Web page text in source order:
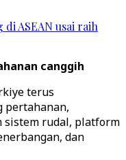
ASEAN usai raih
canggih
terus
pertahanan,
sistem rudal, platform
dan